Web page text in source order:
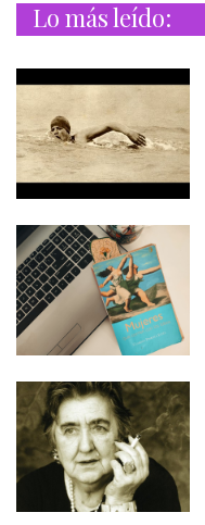
Lo más leído: